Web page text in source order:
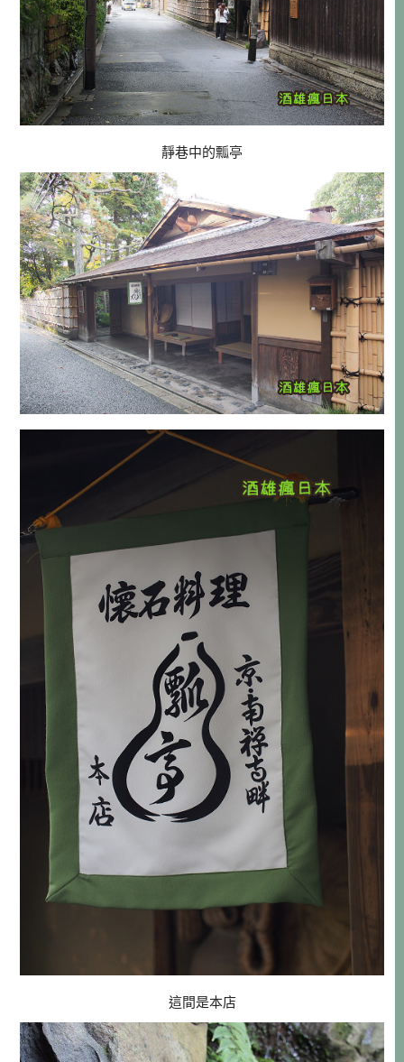
靜巷中的瓢亭
這間是本店